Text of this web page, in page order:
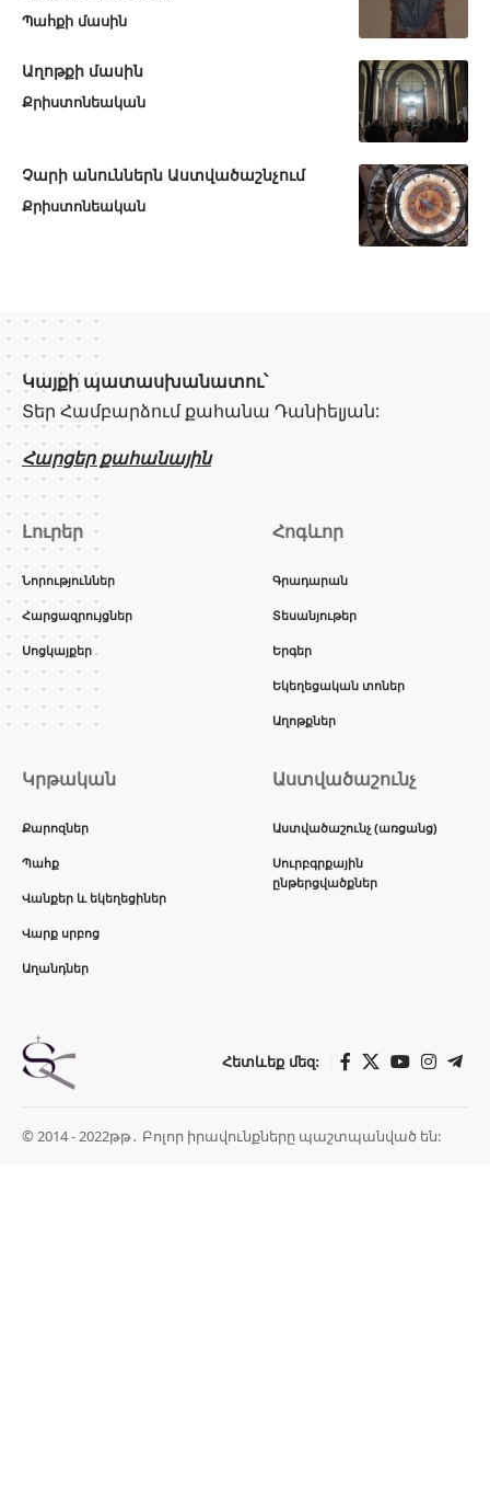
Պահքի մասին
Աղոթքի մասին
Քրիստոնեական
Չարի անուններն Աստվածաշնչում
Քրիստոնեական
Կայքի պատասխանատու՝
Տեր Համբարձում քահանա Դանիելյան:
Հարցեր քահանային
Լուրեր
Նորություններ
Հարցազրույցներ
Սոցկայքեր
Հոգևոր
Գրադարան
Տեսանյութեր
Երգեր
Եկեղեցական տոներ
Աղոթքներ
Կրթական
Քարոզներ
Պահք
Վանքեր և եկեղեցիներ
Վարք սրբոց
Աղանդներ
Աստվածաշունչ
Աստվածաշունչ (առցանց)
Սուրբգրքային
ընթերցվածքներ
Հետևեք մեզ:
© 2014 - 2022թթ․ Բոլոր իրավունքները պաշտպանված են: